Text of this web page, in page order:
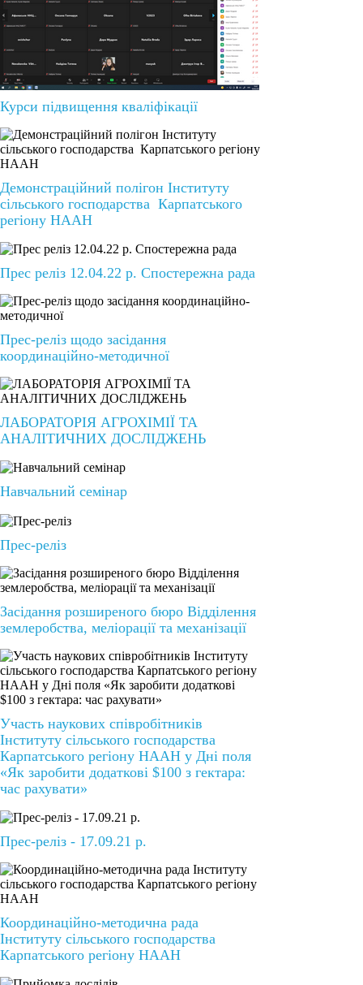
Курси підвищення кваліфікації
Демонстраційний полігон Інституту
сільського господарства Карпатського
регіону НААН
Прес реліз 12.04.22 р. Спостережна рада
Прес-реліз щодо засідання
координаційно-методичної
ЛАБОРАТОРІЯ АГРОХІМІЇ ТА
АНАЛІТИЧНИХ ДОСЛІДЖЕНЬ
Навчальний семінар
Прес-реліз
Засідання розширеного бюро Відділення
землеробства, меліорації та механізації
Участь наукових співробітників
Інституту сільського господарства
Карпатського регіону НААН у Дні поля
«Як заробити додаткові $100 з гектара:
час рахувати»
Прес-реліз - 17.09.21 р.
Координаційно-методична рада
Інституту сільського господарства
Карпатського регіону НААН